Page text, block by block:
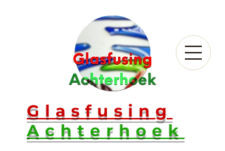
Glasfusing
Achterhoek